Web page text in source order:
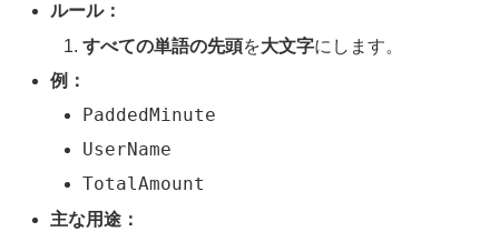
ルール：
すべての単語の先頭を大文字にします。
例：
PaddedMinute
UserName
TotalAmount
主な用途：